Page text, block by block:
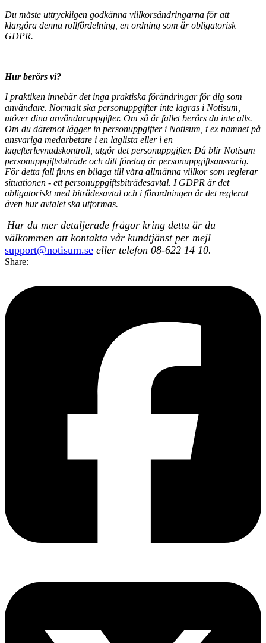
Du måste uttryckligen godkänna villkorsändringarna för att
klargöra denna rollfördelning, en ordning som är obligatorisk
GDPR.
Hur berörs vi?
I praktiken innebär det inga praktiska förändringar för dig som
användare. Normalt ska personuppgifter inte lagras i Notisum,
utöver dina användaruppgifter. Om så är fallet berörs du inte alls.
Om du däremot lägger in personuppgifter i Notisum, t ex namnet på
ansvariga medarbetare i en laglista eller i en
lagefterlevnadskontroll, utgör det personuppgifter. Då blir Notisum
personuppgiftsbiträde och ditt företag är personuppgiftsansvarig.
För detta fall finns en bilaga till våra allmänna villkor som reglerar
situationen - ett personuppgiftsbiträdesavtal. I GDPR är det
obligatoriskt med biträdesavtal och i förordningen är det reglerat
även hur avtalet ska utformas.
Har du mer detaljerade frågor kring detta är du
välkommen att kontakta vår kundtjänst per mejl
support@notisum.se eller telefon 08-622 14 10.
Share: